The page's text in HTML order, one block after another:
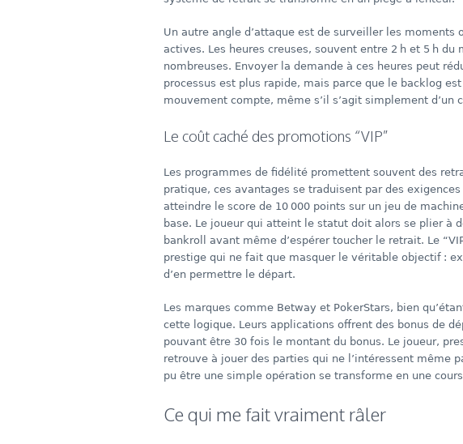
Un autre angle d’attaque est de surveiller les moments
actives. Les heures creuses, souvent entre 2 h et 5 h
nombreuses. Envoyer la demande à ces heures peut
processus est plus rapide, mais parce que le backlog
mouvement compte, même s’il s’agit simplement d’un
Le coût caché des promotions “VIP”
Les programmes de fidélité promettent souvent des
pratique, ces avantages se traduisent par des
atteindre le score de 10 000 points sur un jeu de
base. Le joueur qui atteint le statut doit alors se plier à
bankroll avant même d’espérer toucher le retrait. Le
prestige qui ne fait que masquer le véritable objectif :
d’en permettre le départ.
Les marques comme Betway et PokerStars, bien
cette logique. Leurs applications offrent des bonus de
pouvant être 30 fois le montant du bonus. Le joueur,
retrouve à jouer des parties qui ne l’intéressent même
pu être une simple opération se transforme en une
Ce qui me fait vraiment râler